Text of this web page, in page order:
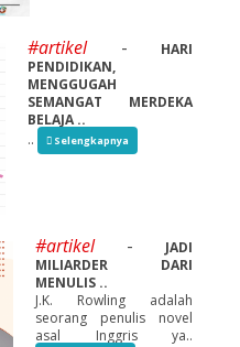
#artikel-
HARI
PENDIDIKAN,
MENGGUGAH
SEMANGAT MERDEKA
BELAJA ..
..
Selengkapnya
#artikel-
JADI
MILIARDER DARI
MENULIS ..
J.K. Rowling adalah
seorang penulis novel
asal Inggris ya..